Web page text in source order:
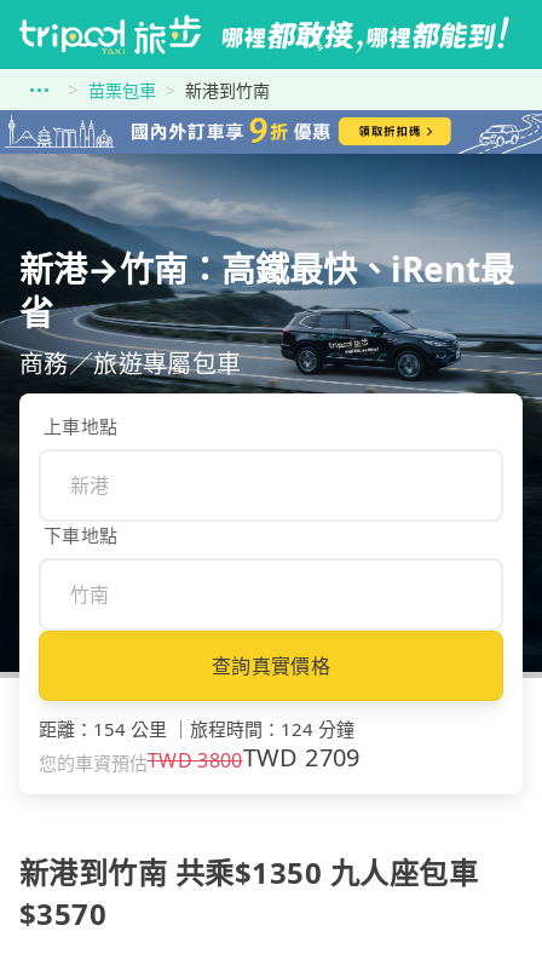
苗栗包車 新港到竹南
新港→竹南：高鐵最快、iRent最
省
商務／旅遊專屬包車
上車地點
下車地點
查詢真實價格
距離 ： 154 公里 旅程時間 ： 124 分鐘
您的車資預估TWD3800TWD 2709
新港到竹南 共乘$1350 九人座包車
$3570